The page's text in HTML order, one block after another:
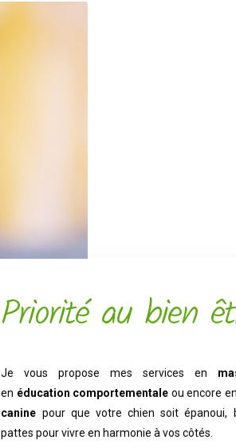
Priorité au bien
Je vous propose mes services en
en éducation comportementale ou encore en
canine pour que votre chien soit épanoui,
pattes pour vivre en harmonie à vos côtés.